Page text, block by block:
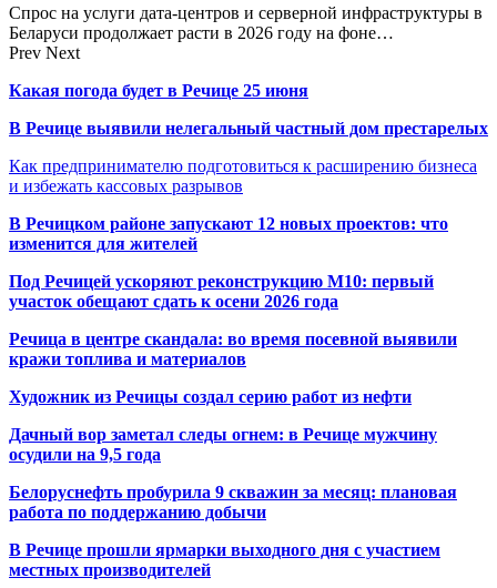
Спрос на услуги дата-центров и серверной инфраструктуры в
Беларуси продолжает расти в 2026 году на фоне…
Prev Next
Какая погода будет в Речице 25 июня
В Речице выявили нелегальный частный дом престарелых
Как предпринимателю подготовиться к расширению бизнеса
и избежать кассовых разрывов
В Речицком районе запускают 12 новых проектов: что
изменится для жителей
Под Речицей ускоряют реконструкцию М10: первый
участок обещают сдать к осени 2026 года
Речица в центре скандала: во время посевной выявили
кражи топлива и материалов
Художник из Речицы создал серию работ из нефти
Дачный вор заметал следы огнем: в Речице мужчину
осудили на 9,5 года
Белоруснефть пробурила 9 скважин за месяц: плановая
работа по поддержанию добычи
В Речице прошли ярмарки выходного дня с участием
местных производителей